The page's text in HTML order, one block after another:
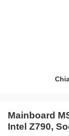
Mainboard
Intel Z790,